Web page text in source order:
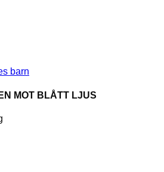
MOT BLÅTT LJUS